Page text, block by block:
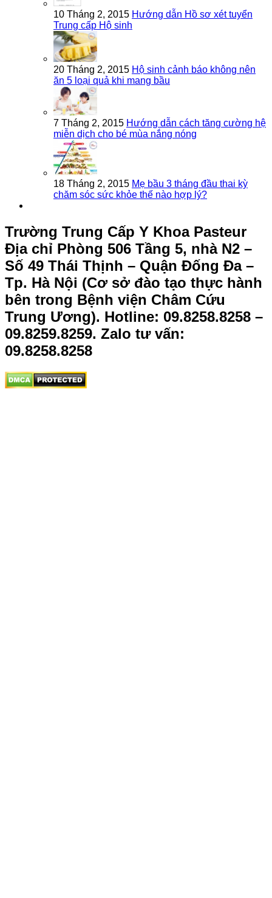
10 Tháng 2, 2015 Hướng dẫn Hồ sơ xét tuyển
Trung cấp Hộ sinh
20 Tháng 2, 2015 Hộ sinh cảnh báo không nên
ăn 5 loại quả khi mang bầu
7 Tháng 2, 2015 Hướng dẫn cách tăng cường hệ
miễn dịch cho bé mùa nắng nóng
18 Tháng 2, 2015 Mẹ bầu 3 tháng đầu thai kỳ
chăm sóc sức khỏe thế nào hợp lý?
Trường Trung Cấp Y Khoa Pasteur
Địa chỉ Phòng 506 Tầng 5, nhà N2 –
Số 49 Thái Thịnh – Quận Đống Đa –
Tp. Hà Nội (Cơ sở đào tạo thực hành
bên trong Bệnh viện Châm Cứu
Trung Ương). Hotline: 09.8258.8258 –
09.8259.8259. Zalo tư vấn:
09.8258.8258